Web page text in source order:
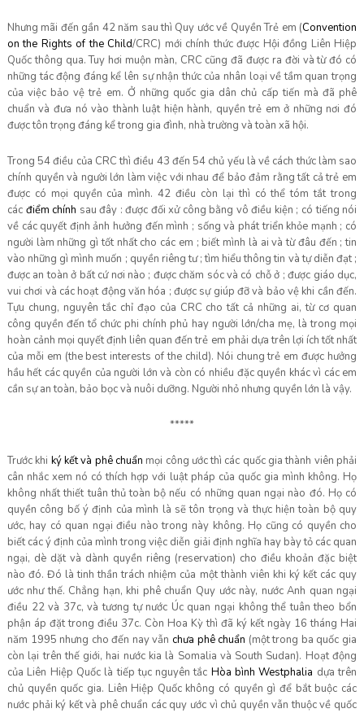
Nhưng mãi đến gần 42 năm sau thì Quy ước về Quyền Trẻ em (Convention
on the Rights of the Child/CRC) mới chính thức được Hội đồng Liên Hiệp
Quốc thông qua. Tuy hơi muộn màn, CRC cũng đã được ra đời và từ đó có
những tác động đáng kể lên sự nhận thức của nhân loại về tầm quan trọng
của việc bảo vệ trẻ em. Ở những quốc gia dân chủ cấp tiến mà đã phê
chuẩn và đưa nó vào thành luật hiện hành, quyền trẻ em ở những nơi đó
được tôn trọng đáng kể trong gia đình, nhà trường và toàn xã hội.
Trong 54 điều của CRC thì điều 43 đến 54 chủ yếu là về cách thức làm sao
chính quyền và người lớn làm việc với nhau để bảo đảm rằng tất cả trẻ em
được có mọi quyền của mình. 42 điều còn lại thì có thể tóm tắt trong
các điểm chính sau đây : được đối xử công bằng vô điều kiện ; có tiếng nói
về các quyết định ảnh hưởng đến mình ; sống và phát triển khỏe mạnh ; có
người làm những gì tốt nhất cho các em ; biết mình là ai và từ đâu đến ; tin
vào những gì mình muốn ; quyền riêng tư ; tìm hiểu thông tin và tự diễn đạt ;
được an toàn ở bất cứ nơi nào ; được chăm sóc và có chỗ ở ; được giáo dục,
vui chơi và các hoạt động văn hóa ; được sự giúp đỡ và bảo vệ khi cần đến.
Tựu chung, nguyên tắc chỉ đạo của CRC cho tất cả những ai, từ cơ quan
công quyền đến tổ chức phi chính phủ hay người lớn/cha mẹ, là trong mọi
hoàn cảnh mọi quyết định liên quan đến trẻ em phải dựa trên lợi ích tốt nhất
của mỗi em (the best interests of the child). Nói chung trẻ em được hưởng
hầu hết các quyền của người lớn và còn có nhiều đặc quyền khác vì các em
cần sự an toàn, bảo bọc và nuôi dưỡng. Người nhỏ nhưng quyền lớn là vậy.
*****
Trước khi ký kết và phê chuẩn mọi công ước thì các quốc gia thành viên phải
cân nhắc xem nó có thích hợp với luật pháp của quốc gia mình không. Họ
không nhất thiết tuân thủ toàn bộ nếu có những quan ngại nào đó. Họ có
quyền công bố ý định của mình là sẽ tôn trọng và thực hiện toàn bộ quy
ước, hay có quan ngại điều nào trong này không. Họ cũng có quyền cho
biết các ý định của mình trong việc diễn giải định nghĩa hay bày tỏ các quan
ngại, dè dặt và dành quyền riêng (reservation) cho điều khoản đặc biệt
nào đó. Đó là tinh thần trách nhiệm của một thành viên khi ký kết các quy
ước như thế. Chẳng hạn, khi phê chuẩn Quy ước này, nước Anh quan ngại
điều 22 và 37c, và tương tự nước Úc quan ngại không thể tuân theo bổn
phận áp đặt trong điều 37c. Còn Hoa Kỳ thì đã ký kết ngày 16 tháng Hai
năm 1995 nhưng cho đến nay vẫn chưa phêchuẩn (một trong ba quốc gia
còn lại trên thế giới, hai nước kia là Somalia và South Sudan). Hoạt động
của Liên Hiệp Quốc là tiếp tục nguyên tắc Hòa bình Westphalia dựa trên
chủ quyền quốc gia. Liên Hiệp Quốc không có quyền gì để bắt buộc các
nước phải ký kết và phê chuẩn các quy ước vì chủ quyền vẫn thuộc về quốc